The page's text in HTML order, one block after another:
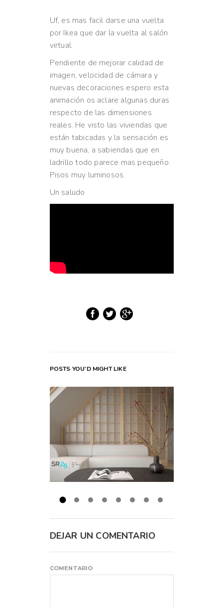
Uf, es mas facil darse una vuelta
por Ikea que dar la vuelta al salón
virtual.
Pendiente de mejorar calidad de
imagen, velocidad de cámara y
nuevas decoraciones espero esta
animación os aclare algunas duras
respecto de las dimensiones
reales. He visto las viviendas que
están tabicadas y la sensación es
muy buena, a sabiendas que en
ladrillo todo parece mas pequeño.
Pisos muy luminosos.
Un saludo
POSTS YOU'D MIGHT LIKE
DEJAR UN COMENTARIO
COMENTARIO